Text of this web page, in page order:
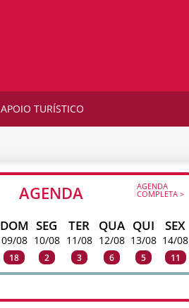
APOIO TURÍSTICO
AGENDA AGENDA
COMPLETA >
DOM
09/08
18
SEG
10/08
2
TER
11/08
3
QUA
12/08
6
QUI
13/08
5
SEX
14/08
11